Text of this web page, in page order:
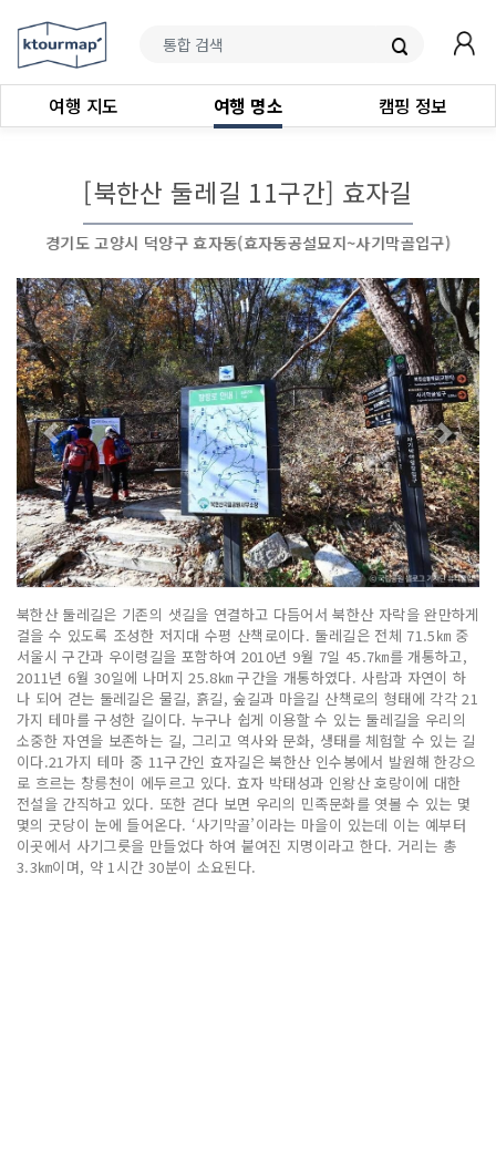
여행 지도 여행 명소 캠핑 정보
[북한산 둘레길 11구간] 효자길
경기도 고양시 덕양구 효자동(효자동공설묘지~사기막골입구)
북한산 둘레길은 기존의 샛길을 연결하고 다듬어서 북한산 자락을 완만하게
걸을 수 있도록 조성한 저지대 수평 산책로이다. 둘레길은 전체 71.5㎞ 중
서울시 구간과 우이령길을 포함하여 2010년 9월 7일 45.7㎞를 개통하고,
2011년 6월 30일에 나머지 25.8㎞ 구간을 개통하였다. 사람과 자연이 하
나 되어 걷는 둘레길은 물길, 흙길, 숲길과 마을길 산책로의 형태에 각각 21
가지 테마를 구성한 길이다. 누구나 쉽게 이용할 수 있는 둘레길을 우리의
소중한 자연을 보존하는 길, 그리고 역사와 문화, 생태를 체험할 수 있는 길
이다.21가지 테마 중 11구간인 효자길은 북한산 인수봉에서 발원해 한강으
로 흐르는 창릉천이 에두르고 있다. 효자 박태성과 인왕산 호랑이에 대한
전설을 간직하고 있다. 또한 걷다 보면 우리의 민족문화를 엿볼 수 있는 몇
몇의 굿당이 눈에 들어온다. ‘사기막골’이라는 마을이 있는데 이는 예부터
이곳에서 사기그릇을 만들었다 하여 붙여진 지명이라고 한다. 거리는 총
3.3㎞이며, 약 1시간 30분이 소요된다.